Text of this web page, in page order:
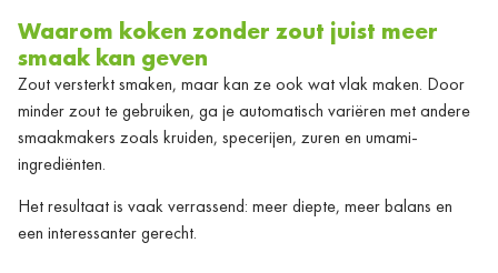
Waarom koken zonder zout juist meer
smaak kan geven
Zout versterkt smaken, maar kan ze ook wat vlak maken. Door
minder zout te gebruiken, ga je automatisch variëren met andere
smaakmakers zoals kruiden, specerijen, zuren en umami-
ingrediënten.
Het resultaat is vaak verrassend: meer diepte, meer balans en
een interessanter gerecht.